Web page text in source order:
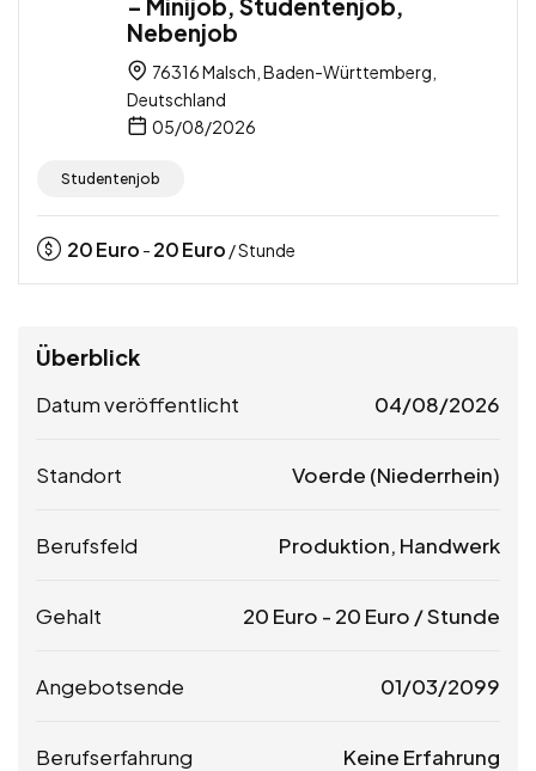
Nebenjob
76316 Malsch, Baden-Württemberg,
Deutschland
05/08/2026
Studentenjob
20Euro - 20Euro / Stunde
Überblick
Datum veröffentlicht 04/08/2026
Standort Voerde (Niederrhein)
Berufsfeld Produktion, Handwerk
Gehalt 20 Euro - 20 Euro / Stunde
Angebotsende 01/03/2099
Berufserfahrung Keine Erfahrung